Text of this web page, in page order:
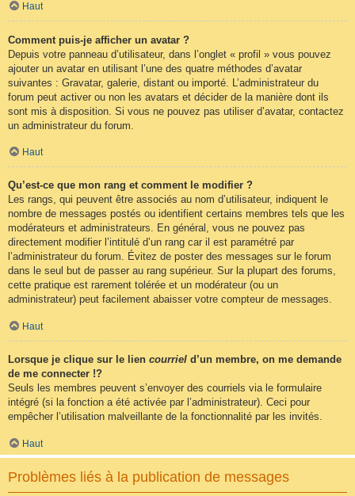
Haut
Comment puis-je afficher un avatar ?
Depuis votre panneau d’utilisateur, dans l’onglet « profil » vous pouvez
ajouter un avatar en utilisant l’une des quatre méthodes d’avatar
suivantes : Gravatar, galerie, distant ou importé. L’administrateur du
forum peut activer ou non les avatars et décider de la manière dont ils
sont mis à disposition. Si vous ne pouvez pas utiliser d’avatar, contactez
un administrateur du forum.
Haut
Qu’est-ce que mon rang et comment le modifier ?
Les rangs, qui peuvent être associés au nom d’utilisateur, indiquent le
nombre de messages postés ou identifient certains membres tels que les
modérateurs et administrateurs. En général, vous ne pouvez pas
directement modifier l’intitulé d’un rang car il est paramétré par
l’administrateur du forum. Évitez de poster des messages sur le forum
dans le seul but de passer au rang supérieur. Sur la plupart des forums,
cette pratique est rarement tolérée et un modérateur (ou un
administrateur) peut facilement abaisser votre compteur de messages.
Haut
Lorsque je clique sur le lien courriel d’un membre, on me demande
de me connecter !?
Seuls les membres peuvent s’envoyer des courriels via le formulaire
intégré (si la fonction a été activée par l’administrateur). Ceci pour
empêcher l’utilisation malveillante de la fonctionnalité par les invités.
Haut
Problèmes liés à la publication de messages